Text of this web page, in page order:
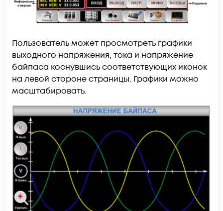
Пользователь может просмотреть графики
выходного напряжения, тока и напряжение
байпаса коснувшись соответствующих иконок
на левой стороне страницы. Графики можно
масштабировать.